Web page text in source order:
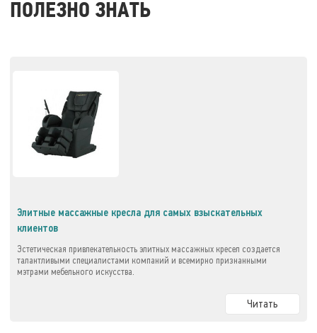
ПОЛЕЗНО ЗНАТЬ
Элитные массажные кресла для самых взыскательных
клиентов
Эстетическая привлекательность элитных массажных кресел создается
талантливыми специалистами компаний и всемирно признанными
мэтрами мебельного искусства.
Читать